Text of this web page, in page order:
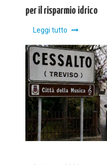
per il risparmio idrico
Leggi tutto